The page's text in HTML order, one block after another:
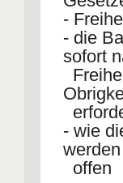
IHR
-
- die
sofort
- wie
offen